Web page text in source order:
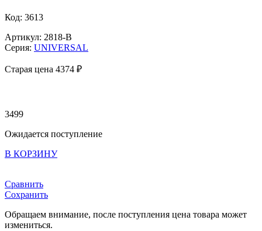
Код: 3613
Артикул: 2818-B
Серия: UNIVERSAL
Старая цена 4374 ₽
3499
Ожидается поступление
В КОРЗИНУ
Сравнить
Сохранить
Обращаем внимание, после поступления цена товара может
измениться.